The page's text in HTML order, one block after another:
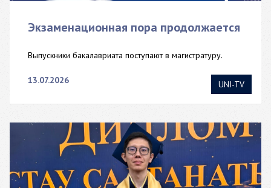
UNI-TV
Экзаменационная пора продолжается
Выпускники бакалавриата поступают в магистратуру.
13.07.2026